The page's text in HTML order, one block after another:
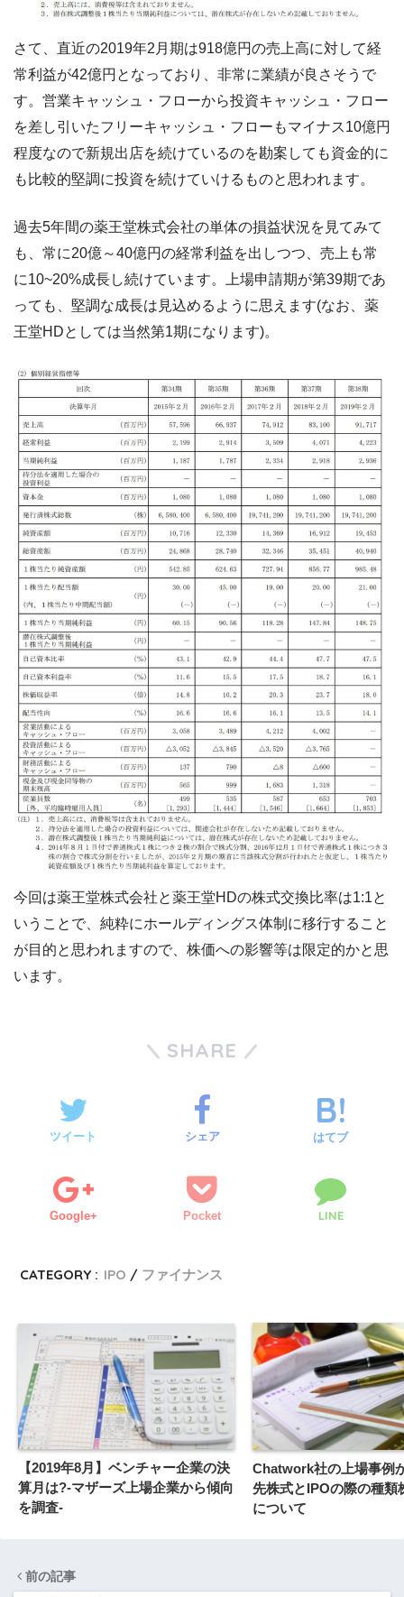
さて、直近の2019年2月期は918億円の売上高に対して経
常利益が42億円となっており、非常に業績が良さそうで
す。営業キャッシュ・フローから投資キャッシュ・フロー
を差し引いたフリーキャッシュ・フローもマイナス10億円
程度なので新規出店を続けているのを勘案しても資金的に
も比較的堅調に投資を続けていけるものと思われます。
過去5年間の薬王堂株式会社の単体の損益状況を見てみて
も、常に20億～40億円の経常利益を出しつつ、売上も常
に10~20%成長し続けています。上場申請期が第39期であ
っても、堅調な成長は見込めるように思えます(なお、薬
王堂HDとしては当然第1期になります)。
今回は薬王堂株式会社と薬王堂HDの株式交換比率は1:1と
いうことで、純粋にホールディングス体制に移行すること
が目的と思われますので、株価への影響等は限定的かと思
います。
SHARE
ツイート シェア はてブ
Google+ Pocket LINE
CATEGORY : IPO ファイナンス
【2019年8月】ベンチャー企業の決
算月は?-マザーズ上場企業から傾向
を調査-
Chatwork社の上場事例
先株式とIPOの際の種類
について
前の記事